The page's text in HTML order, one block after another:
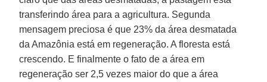
transferindo área para a agricultura. Segunda
mensagem preciosa é que 23% da área desmatada
da Amazônia está em regeneração. A floresta está
crescendo. E finalmente o fato de a área em
regeneração ser 2,5 vezes maior do que a área